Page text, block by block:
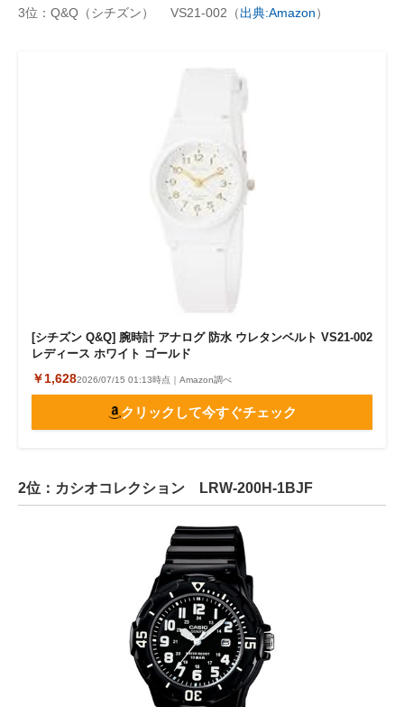
3位：Q&Q（シチズン） VS21-002（出典:Amazon）
[シチズン Q&Q] 腕時計 アナログ 防水 ウレタンベルト VS21-002
レディース ホワイト ゴールド
￥1,6282026/07/15 01:13時点｜Amazon調べ
クリックして今すぐチェック
2位：カシオコレクション LRW-200H-1BJF